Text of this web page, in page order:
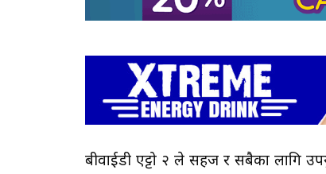
बीवाईडी एट्टो २ ले सहज र सबैका लागि